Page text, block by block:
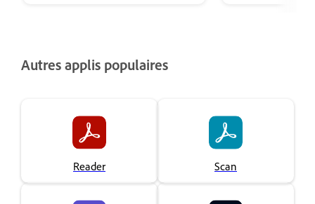
Autres applis populaires
Reader Scan